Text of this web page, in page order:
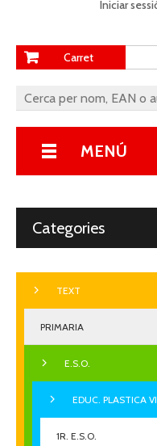
Iniciar
Carret
MENÚ
Categories
TEXT
PRIMARIA
E.S.O.
EDUC. PLASTICA
1R. E.S.O.